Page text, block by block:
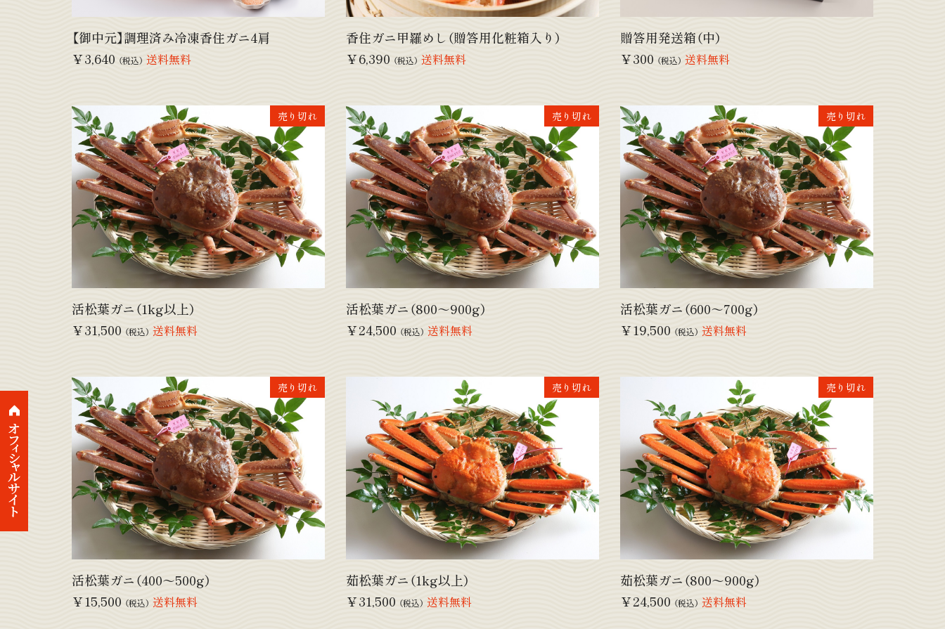
【御中元】調理済み冷凍香住ガニ4肩
￥3,640 （税込） 送料無料
香住ガニ甲羅めし（贈答用化粧箱入り）
￥6,390 （税込） 送料無料
贈答用発送箱（中）
￥300 （税込） 送料無料
活松葉ガニ（1kg以上）
￥31,500 （税込） 送料無料
売り切れ
活松葉ガニ（800～900g）
￥24,500 （税込） 送料無料
売り切れ
活松葉ガニ（600～700g）
￥19,500 （税込） 送料無料
売り切れ
活松葉ガニ（400～500g）
￥15,500 （税込） 送料無料
売り切れ
茹松葉ガニ（1kg以上）
￥31,500 （税込） 送料無料
売り切れ
茹松葉ガニ（800～900g）
￥24,500 （税込） 送料無料
売り切れ